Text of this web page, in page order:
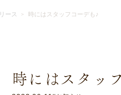
ース ＞ 時にはスタッフコーデも♪
時にはスタッ